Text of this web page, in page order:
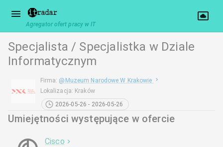
Agregator ofert pracy w IT
Specjalista / Specjalistka w Dziale
Informatycznym
Firma: @ Muzeum Narodowe W Krakowie
Lokalizacja: Kraków
2026-05-26 - 2026-05-26
Umiejętności występujące w ofercie
Cisco